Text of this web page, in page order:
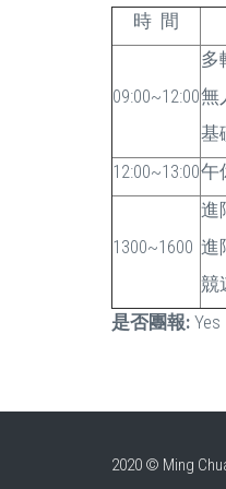
時 間
09:00~12:00
多
無
基
12:00~13:00午
1300~1600
進
進
競
是否團報: Yes
2020 © Ming